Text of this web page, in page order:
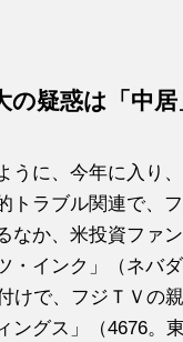
の疑惑は「中居
うに、今年に入り
トラブル関連で、
なか、米投資ファ
・インク」（ネバ
けで、フジＴＶの
ングス」（4676。